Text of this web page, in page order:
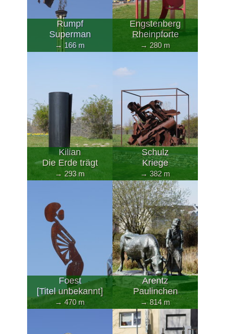
Rumpf
Superman
→ 166 m
Engstenberg
Rheinpforte
→ 280 m
Kilian
Die Erde trägt
→ 293 m
Schulz
Kriege
→ 382 m
Foest
[Titel unbekannt]
→ 470 m
Arentz
Paulinchen
→ 814 m